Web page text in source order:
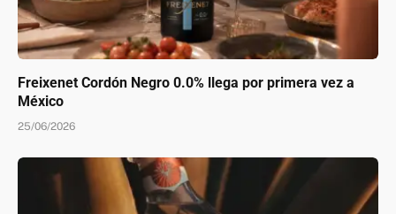
Freixenet Cordón Negro 0.0% llega por primera vez a
México
25/06/2026